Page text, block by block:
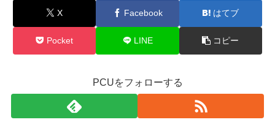
X Facebook はてブ
Pocket LINE コピー
PCUをフォローする